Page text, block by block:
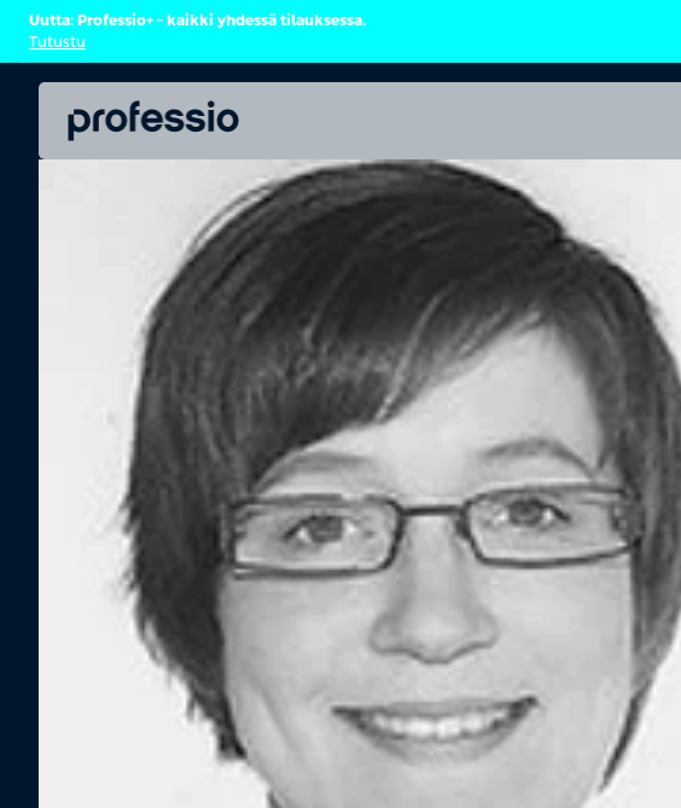
Uutta: Professio+ – kaikki yhdessä tilauksessa.
Tutustu